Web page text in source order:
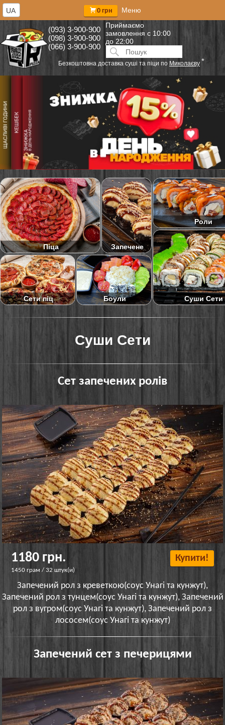
(093) 3-900-900
(098) 3-900-900
(066) 3-900-900
Приймаємо
замовлення с 10:00
до 22:00
Искать:ПОИСК
0 грн Меню
Безкоштовна доставка суші та піци по Миколаєву *
UA
Піца Запечене
Роли
Сети піц Боули Суши Сети
Суши Сети
Сет запечених ролів
1180 грн.
1450 грам / 32 штук(и)
Купити!
Запечений рол з креветкою(соус Унагі та кунжут),
Запечений рол з тунцем(соус Унагі та кунжут), Запечений
рол з вугром(соус Унагі та кунжут), Запечений рол з
лососем(соус Унагі та кунжут)
Запечений сет з печерицями